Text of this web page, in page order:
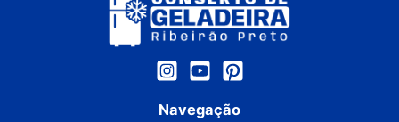
Navegação